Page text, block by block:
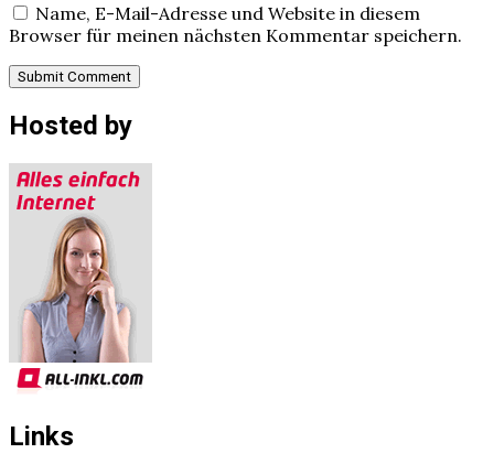
Name, E-Mail-Adresse und Website in diesem
Browser für meinen nächsten Kommentar speichern.
Hosted by
Links